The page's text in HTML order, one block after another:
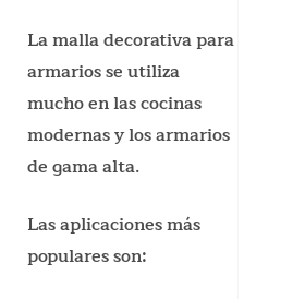
La malla decorativa para
armarios se utiliza
mucho en las cocinas
modernas y los armarios
de gama alta.
Las aplicaciones más
populares son: